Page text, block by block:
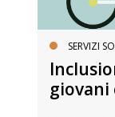
SERVIZI
giovani